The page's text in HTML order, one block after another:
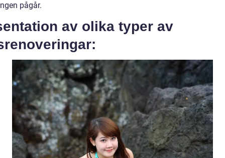
pågår.
av olika typer av